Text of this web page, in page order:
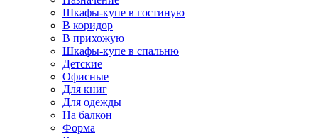
Шкафы-купе в гостиную
В коридор
В прихожую
Шкафы-купе в спальню
Детские
Офисные
Для книг
Для одежды
На балкон
Форма